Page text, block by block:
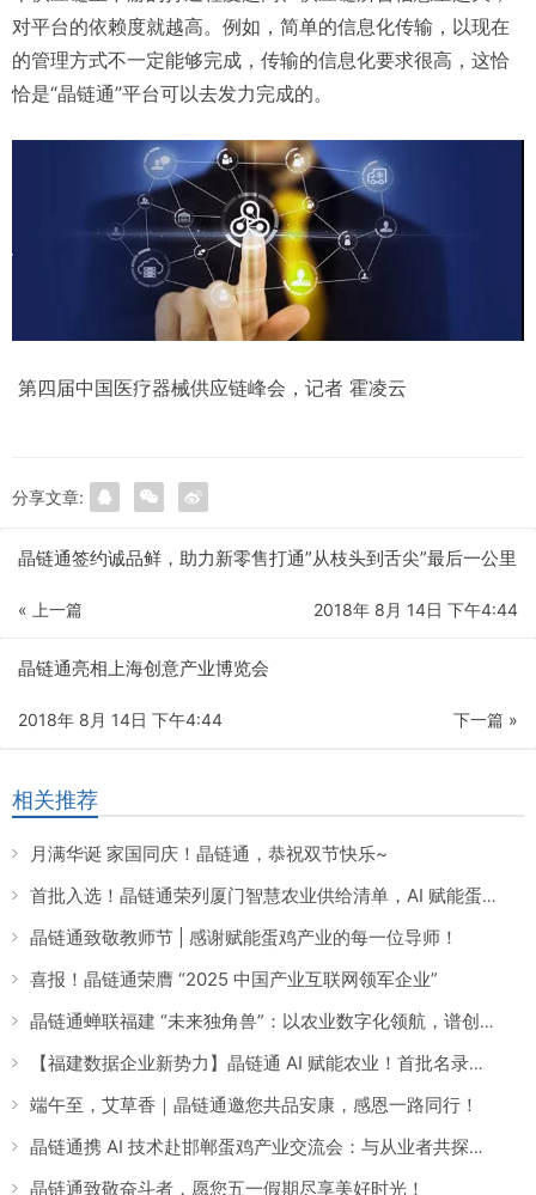
对平台的依赖度就越高。例如，简单的信息化传输，以现在
的管理方式不一定能够完成，传输的信息化要求很高，这恰
恰是“晶链通”平台可以去发力完成的。
第四届中国医疗器械供应链峰会，记者 霍凌云
分享文章:
晶链通签约诚品鲜，助力新零售打通”从枝头到舌尖”最后一公里
« 上一篇 2018年 8月 14日 下午4:44
晶链通亮相上海创意产业博览会
下一篇 »
2018年 8月 14日 下午4:44
相关推荐
月满华诞 家国同庆！晶链通，恭祝双节快乐~
首批入选！晶链通荣列厦门智慧农业供给清单，AI 赋能蛋鸡养殖引领产业数智化转型
晶链通致敬教师节 | 感谢赋能蛋鸡产业的每一位导师！
喜报！晶链通荣膺 “2025 中国产业互联网领军企业”
晶链通蝉联福建 “未来独角兽”：以农业数字化领航，谱创新时代华章
【福建数据企业新势力】晶链通 AI 赋能农业！首批名录上榜，数字化养殖颠覆传统产业！
端午至，艾草香｜晶链通邀您共品安康，感恩一路同行！
晶链通携 AI 技术赴邯郸蛋鸡产业交流会：与从业者共探传统经验数字化升级「密钥」
晶链通致敬奋斗者，愿您五一假期尽享美好时光！